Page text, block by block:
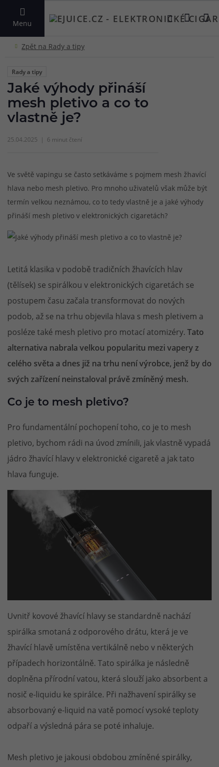
Menu
VYHLEDAT
Rady a tipy
Jaké výhody přináší
mesh pletivo a co to
vlastně je?
25.04.2025 6 minut čtení
Ve světě vapingu se často setkáváme s pojmem mesh žhavící
hlava nebo mesh pletivo. Pro mnoho uživatelů však může být
termín velkou neznámou, co to tedy vlastně je a jaké výhody
přináší mesh pletivo v elektronických cigaretách?
Letitá klasika v podobě tradičních žhavících hlav
(tělísek) se spirálkou v elektronických cigaretách se
postupem času začala transformovat do nových
podob, až se na trhu objevila hlava s mesh pletivem a
posléze také mesh pletivo pro motací atomizéry. Tato
alternativa nabrala velkou popularitu mezi vapery z
celého světa a dnes již na trhu není výrobce, jenž by do
svých zařízení neinstaloval právě zmíněný mesh.
Co je to mesh pletivo?
Pro fundamentální pochopení toho, co je to mesh
pletivo, bychom rádi na úvod zmínili, jak vlastně vypadá
jádro žhavící hlavy v elektronické cigaretě a jak tato
hlava funguje.
Uvnitř kovové žhavící hlavy se standardně nachází
spirálka smotaná z odporového drátu, která je ve
žhavící hlavě umístěna vertikálně nebo v některých
případech horizontálně. Tato spirálka je následně
doplněna přírodní vatou, která slouží jako absorbent a
nosič e-liquidu ke spirálce. Při nažhavení spirálky se
absorbovaný e-liquid na vatě pomocí vysoké teploty
odpaří a výsledná pára se poté inhaluje.
Mesh pletivo je jakousi obdobou zmíněné spirálky,